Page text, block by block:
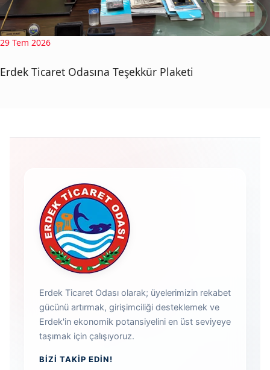
29 Tem 2026
Erdek Ticaret Odasına Teşekkür Plaketi
Erdek Ticaret Odası olarak; üyelerimizin rekabet
gücünü artırmak, girişimciliği desteklemek ve
Erdek'in ekonomik potansiyelini en üst seviyeye
taşımak için çalışıyoruz.
BIZI TAKIP EDIN!